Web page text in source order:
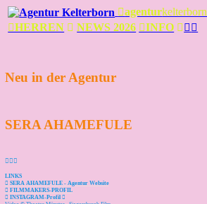
︎agenturkelterborn
︎HERREN ︎NEWS 2026 ︎INFO ︎︎︎
Neu in der Agentur
SERA AHAMEFULE
︎︎︎
LINKS
︎ SERA AHAMEFULE - Agentur Website
︎ FILMMAKERS-PROFIL
︎ INSTAGRAM-Profil ︎